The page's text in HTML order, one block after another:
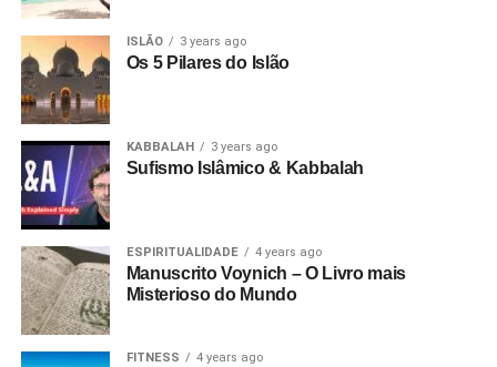
ISLÃO 3 years ago
Os 5 Pilares do Islão
KABBALAH 3 years ago
Sufismo Islâmico & Kabbalah
ESPIRITUALIDADE 4 years ago
Manuscrito Voynich – O Livro mais
Misterioso do Mundo
FITNESS 4 years ago